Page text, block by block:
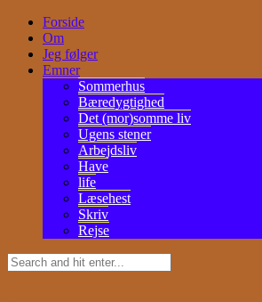
Forside
Om
Jeg følger
Emner
Sommerhus
Bæredygtighed
Det (mor)somme liv
Ugens stener
Arbejdsliv
Have
life
Læsehest
Skriv
Rejse